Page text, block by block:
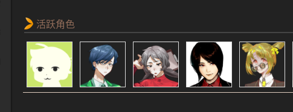
活跃角色